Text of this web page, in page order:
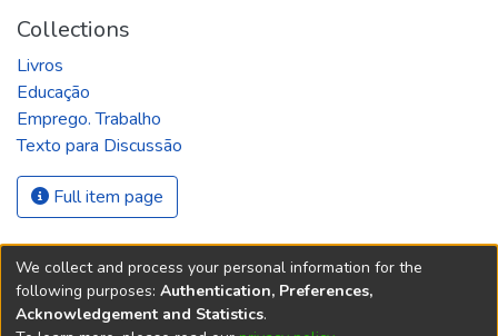
Collections
Livros
Educação
Emprego. Trabalho
Texto para Discussão
Full item page
REPOSITÓRIO DO
We collect and process your personal information for the
following purposes: Authentication, Preferences,
Acknowledgement and Statistics.